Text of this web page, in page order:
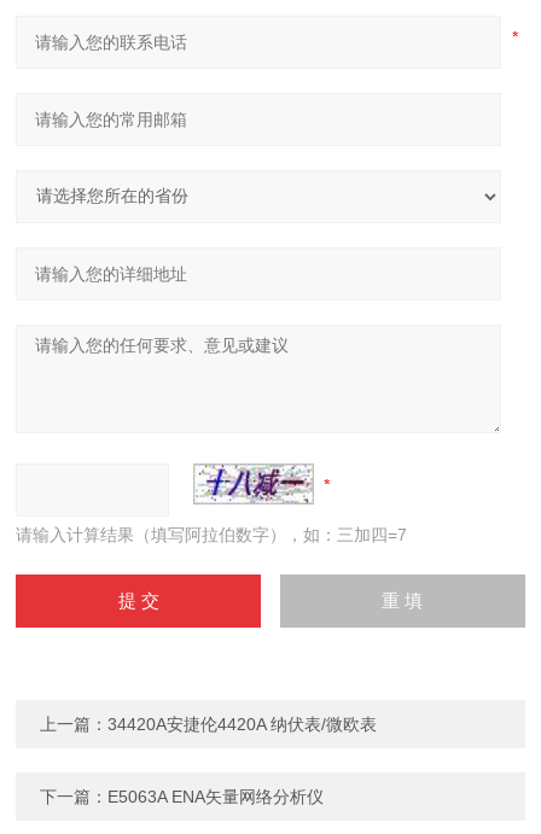
请输入计算结果（填写阿拉伯数字），如：三加四=7
上一篇：34420A安捷伦4420A 纳伏表/微欧表
下一篇： E5063A ENA矢量网络分析仪